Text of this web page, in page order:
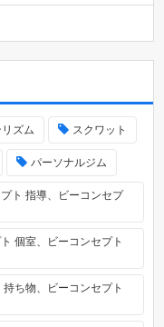
ズム スクワット
パーソナルジム
ト 指導、ビーコンセプ
個室、ビーコンセプト
ち物、ビーコンセプト